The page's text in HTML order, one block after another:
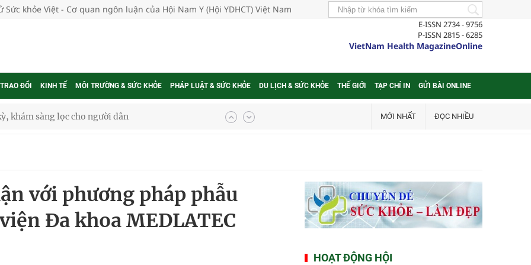
Sức khỏe Việt - Cơ quan ngôn luận của Hội Nam Y (Hội YDHCT) Việt Nam
E-ISSN 2734 - 9756
P-ISSN 2815 - 6285
VietNam Health MagazineOnline
ĐỔI KINH TẾ MÔI TRƯỜNG & SỨC KHỎE PHÁP LUẬT & SỨC KHỎE DU LỊCH & SỨC KHỎE THẾ GIỚI TẠP CHÍ IN GỬI BÀI ONLINE
cực hiệu quả
thực tế
ung thư
MỚI NHẤT ĐỌC NHIỀU
với phương pháp phẫu
Đa khoa MEDLATEC
HOẠT ĐỘNG HỘI